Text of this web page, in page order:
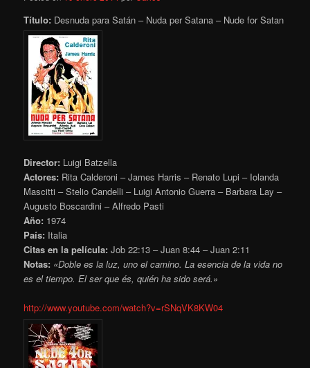
Título: Desnuda para Satán – Nuda per Satana – Nude for Satan
Director: Luigi Batzella
Actores: Rita Calderoni – James Harris – Renato Lupi – Iolanda
Mascitti – Stelio Candelli – Luigi Antonio Guerra – Barbara Lay –
Augusto Boscardini – Alfredo Pasti
Año: 1974
País: Italia
Citas en la película: Job 22:13 – Juan 8:44 – Juan 2:11
Notas: «Doble es la luz, uno el camino. La esencia de la vida no
es el tiempo. El ser que és, quién ha sido será.»
http://www.youtube.com/watch?v=rSNqVK8KW04